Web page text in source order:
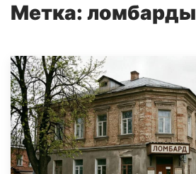
Метка: ломбарды